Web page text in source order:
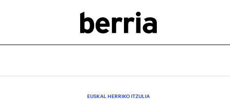
EUSKAL HERRIKO ITZULIA